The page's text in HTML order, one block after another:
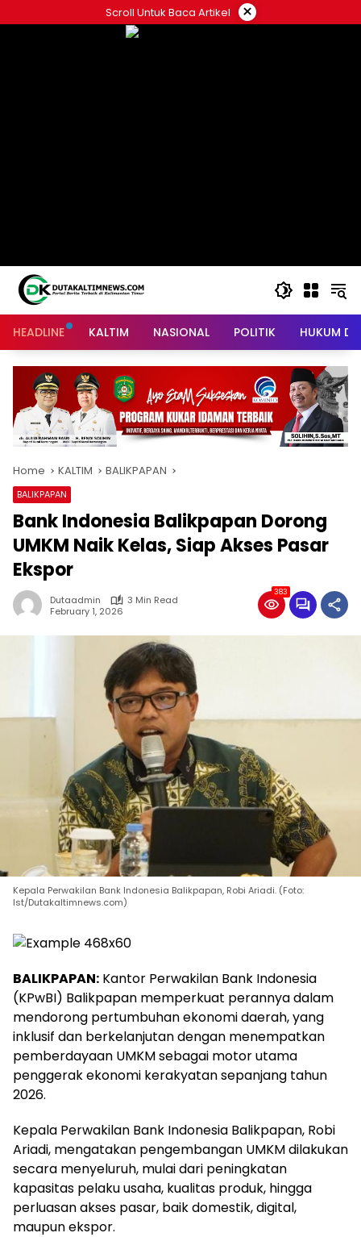
to
Scroll Untuk Baca Artikel ×
HEADLINE KALTIM NASIONAL POLITIK HUKUM
Home KALTIM BALIKPAPAN
BALIKPAPAN
Bank Indonesia Balikpapan Dorong
UMKM Naik Kelas, Siap Akses Pasar
Ekspor
Dutaadmin
3 Min Read
February 1, 2026
383
Kepala Perwakilan Bank Indonesia Balikpapan, Robi Ariadi. (Foto:
Ist/Dutakaltimnews.com)
BALIKPAPAN: Kantor Perwakilan Bank Indonesia
(KPwBI) Balikpapan memperkuat perannya dalam
mendorong pertumbuhan ekonomi daerah, yang
inklusif dan berkelanjutan dengan menempatkan
pemberdayaan UMKM sebagai motor utama
penggerak ekonomi kerakyatan sepanjang tahun
2026.
Kepala Perwakilan Bank Indonesia Balikpapan, Robi
Ariadi, mengatakan pengembangan UMKM dilakukan
secara menyeluruh, mulai dari peningkatan
kapasitas pelaku usaha, kualitas produk, hingga
perluasan akses pasar, baik domestik, digital,
maupun ekspor.